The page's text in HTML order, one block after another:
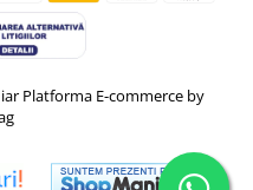
Platforma E-commerce by